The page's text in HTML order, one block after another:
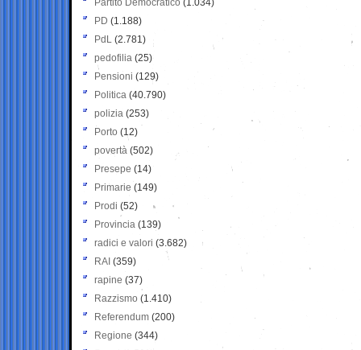
Partito Democratico (1.034)
PD (1.188)
PdL (2.781)
pedofilia (25)
Pensioni (129)
Politica (40.790)
polizia (253)
Porto (12)
povertà (502)
Presepe (14)
Primarie (149)
Prodi (52)
Provincia (139)
radici e valori (3.682)
RAI (359)
rapine (37)
Razzismo (1.410)
Referendum (200)
Regione (344)